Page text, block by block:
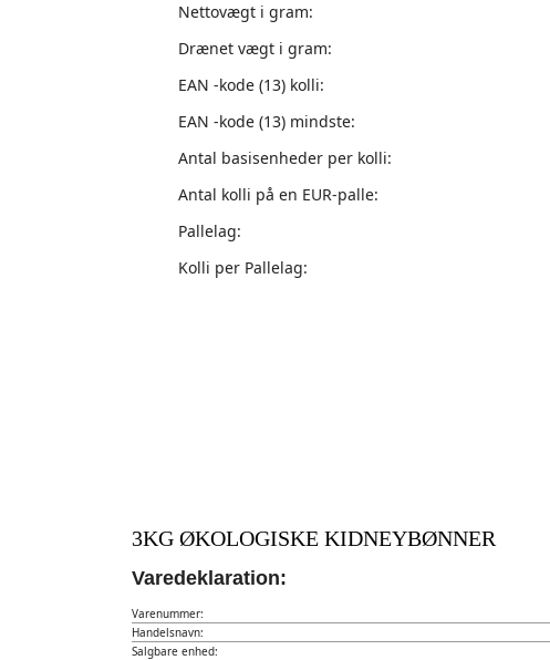
Nettovægt i gram:
Drænet vægt i gram:
EAN -kode (13) kolli:
EAN -kode (13) mindste:
Antal basisenheder per kolli:
Antal kolli på en EUR-palle:
Pallelag:
Kolli per Pallelag:
3KG ØKOLOGISKE KIDNEYBØNNER
Varedeklaration:
Varenummer:
Handelsnavn:
Salgbare enhed: